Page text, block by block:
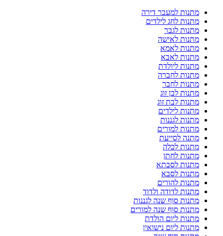
מתנות למעבר דירה
מתנות לחג לילדים
מתנות לגבר
מתנות לאישה
מתנות לאמא
מתנות לאבא
מתנות ליולדת
מתנות לחברה
מתנות לחבר
מתנות לבן זוג
מתנות לבת זוג
מתנות לילדים
מתנות לגננות
מתנות למורים
מתנה לסייעת
מתנות לכלה
מתנות לחתן
מתנות לסבתא
מתנות לסבא
מתנות להורים
מתנות לדודה ולדוד
מתנות סוף שנה לגננות
מתנות סוף שנה למורים
מתנות ליום הולדת
מתנות ליום נישואין